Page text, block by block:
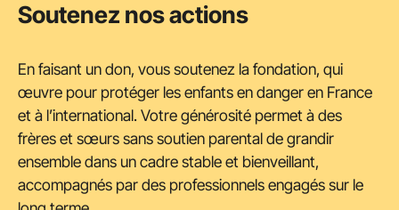
Soutenez nos actions
En faisant un don, vous soutenez la fondation, qui
œuvre pour protéger les enfants en danger en France
et à l’international. Votre générosité permet à des
frères et sœurs sans soutien parental de grandir
ensemble dans un cadre stable et bienveillant,
accompagnés par des professionnels engagés sur le